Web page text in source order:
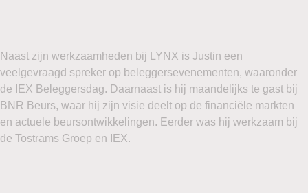
Naast zijn werkzaamheden bij LYNX is Justin een
veelgevraagd spreker op beleggersevenementen, waaronder
de IEX Beleggersdag. Daarnaast is hij maandelijks te gast bij
BNR Beurs, waar hij zijn visie deelt op de financiële markten
en actuele beursontwikkelingen. Eerder was hij werkzaam bij
de Tostrams Groep en IEX.